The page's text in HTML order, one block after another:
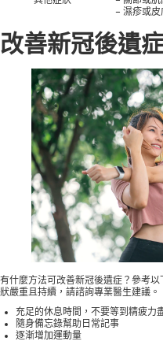
– 濕疹或皮
改善新冠後遺
有什麼方法可改善新冠後遺症？參考
狀嚴重且持續，請諮詢專業醫生建議。
充足的休息時間，不要等到精疲力
隨身備忘錄幫助日常記事
逐漸增加運動量